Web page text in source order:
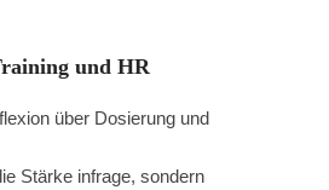
und HR
über Dosierung und
Stärke infrage, sondern